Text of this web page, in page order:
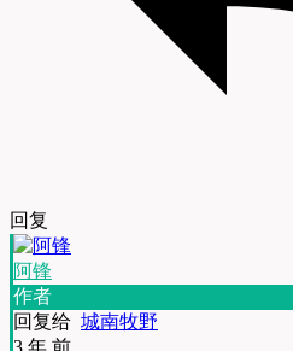
回复
阿锋
作者
回复给 城南牧野
3 年 前